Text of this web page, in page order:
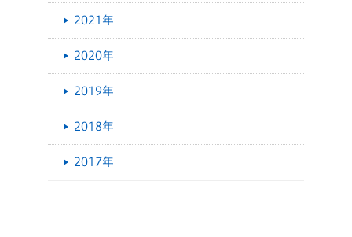
2021年
2020年
2019年
2018年
2017年